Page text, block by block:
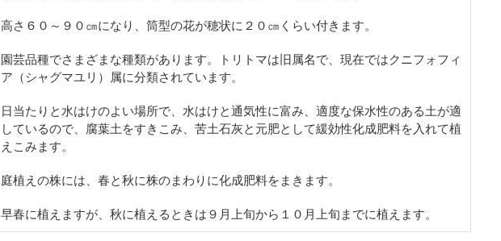
高さ６０～９０㎝になり、筒型の花が穂状に２０㎝くらい付きます。
園芸品種でさまざまな種類があります。トリトマは旧属名で、現在ではクニフォフィ
ア（シャグマユリ）属に分類されています。
日当たりと水はけのよい場所で、水はけと通気性に富み、適度な保水性のある土が適
しているので、腐葉土をすきこみ、苦土石灰と元肥として緩効性化成肥料を入れて植
えこみます。
庭植えの株には、春と秋に株のまわりに化成肥料をまきます。
早春に植えますが、秋に植えるときは９月上旬から１０月上旬までに植えます。